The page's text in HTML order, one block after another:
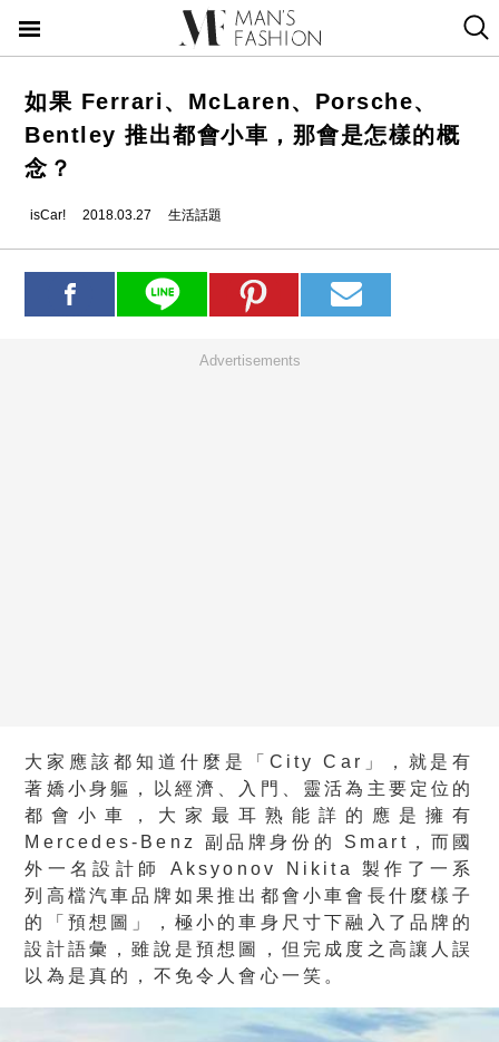
如果 Ferrari、McLaren、Porsche、
Bentley 推出都會小車，那會是怎樣的概
念？
isCar! 2018.03.27 生活話題
Advertisements
大家應該都知道什麼是「City Car」，就是有
著嬌小身軀，以經濟、入門、靈活為主要定位的
都會小車，大家最耳熟能詳的應是擁有
Mercedes-Benz 副品牌身份的 Smart，而國
外一名設計師 Aksyonov Nikita 製作了一系
列高檔汽車品牌如果推出都會小車會長什麼樣子
的「預想圖」，極小的車身尺寸下融入了品牌的
設計語彙，雖說是預想圖，但完成度之高讓人誤
以為是真的，不免令人會心一笑。